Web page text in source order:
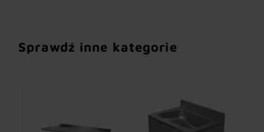
Sprawdź inne kategorie